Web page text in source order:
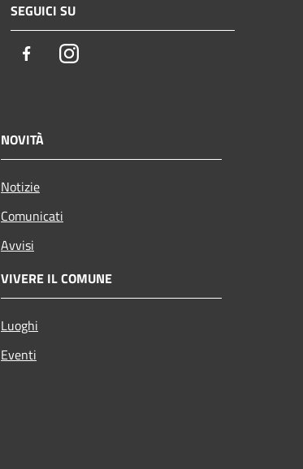
SEGUICI SU
FacebookInstagram
NOVITÀ
Notizie
Comunicati
Avvisi
VIVERE IL COMUNE
Luoghi
Eventi